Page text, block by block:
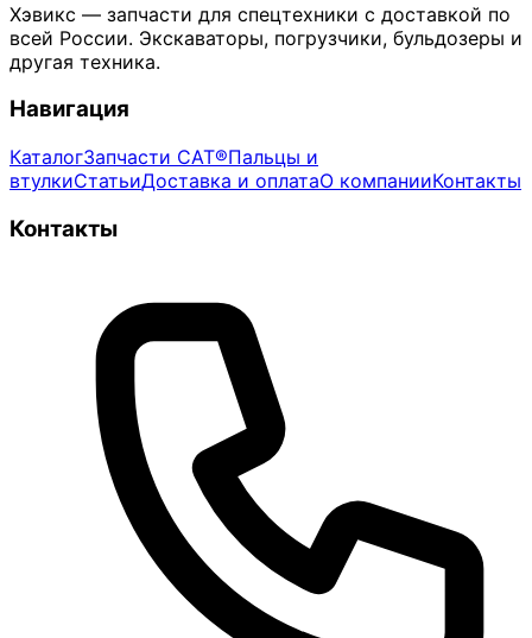
Хэвикс — запчасти для спецтехники с доставкой по
всей России. Экскаваторы, погрузчики, бульдозеры и
другая техника.
Навигация
КаталогЗапчасти CAT®Пальцы и
втулкиСтатьиДоставка и оплатаО компанииКонтакты
Контакты